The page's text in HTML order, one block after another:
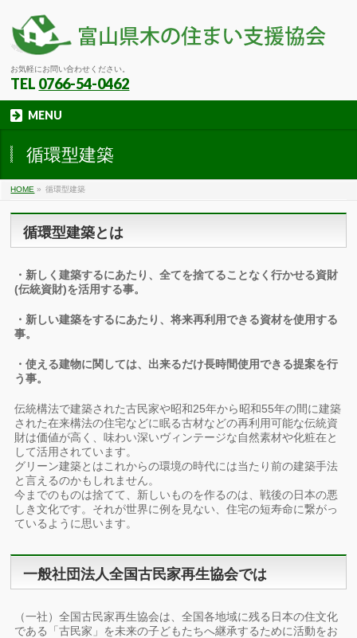
お気軽にお問い合わせください。
TEL 0766-54-0462
MENU
循環型建築
HOME » 循環型建築
循環型建築とは
・新しく建築するにあたり、全てを捨てることなく行かせる資財
(伝統資財)を活用する事。
・新しい建築をするにあたり、将来再利用できる資材を使用する
事。
・使える建物に関しては、出来るだけ長時間使用できる提案を行
う事。
伝統構法で建築された古民家や昭和25年から昭和55年の間に建築
された在来構法の住宅などに眠る古材などの再利用可能な伝統資
財は価値が高く、味わい深いヴィンテージな自然素材や化粧在と
して活用されています。
グリーン建築とはこれからの環境の時代には当たり前の建築手法
と言えるのかもしれません。
今までのものは捨てて、新しいものを作るのは、戦後の日本の悪
しき文化です。それが世界に例を見ない、住宅の短寿命に繋がっ
ているように思います。
一般社団法人全国古民家再生協会では
（一社）全国古民家再生協会は、全国各地域に残る日本の住文化
である「古民家」を未来の子どもたちへ継承するために活動をお